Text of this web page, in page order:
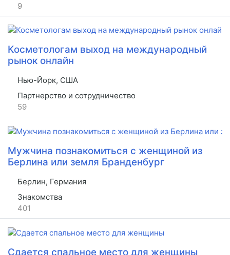
9
Косметологам выход на международный
рынок онлайн
Нью-Йорк, США
Партнерство и сотрудничество
59
Мужчина познакомиться с женщиной из
Берлина или земля Бранденбург
Берлин, Германия
Знакомства
401
Сдается спальное место для женщины